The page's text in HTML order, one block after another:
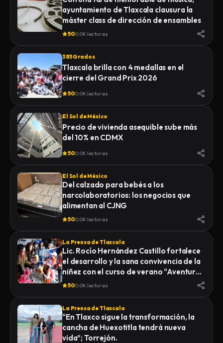
ayuntamiento de Tlaxcala clausura la
máster class de dirección de ensambles
500.0K lecturas
385 Grados
Tlaxcala brilla con 4 medallas en el
cierre del Grand Prix 2026
500.0K lecturas
El Sol de México
Precio de vivienda asequible sube más
del 10% en CDMX
500.0K lecturas
El Sol de México
Del calzado para bebés a los
narcolaboratorios: los negocios que
alimentan al CJNG
500.0K lecturas
La Prensa de Tlaxcala
Lic. Rocío Hernández Castillo fortalece
el desarrollo y la sana convivencia de la
niñez con el curso de verano “Aventuras
Diferentes”.
500.0K lecturas
La Prensa de Tlaxcala
“En Tlaxco sigue la transformación, la
cancha de Huexotitla tendrá nueva
vida”; Torrejón.